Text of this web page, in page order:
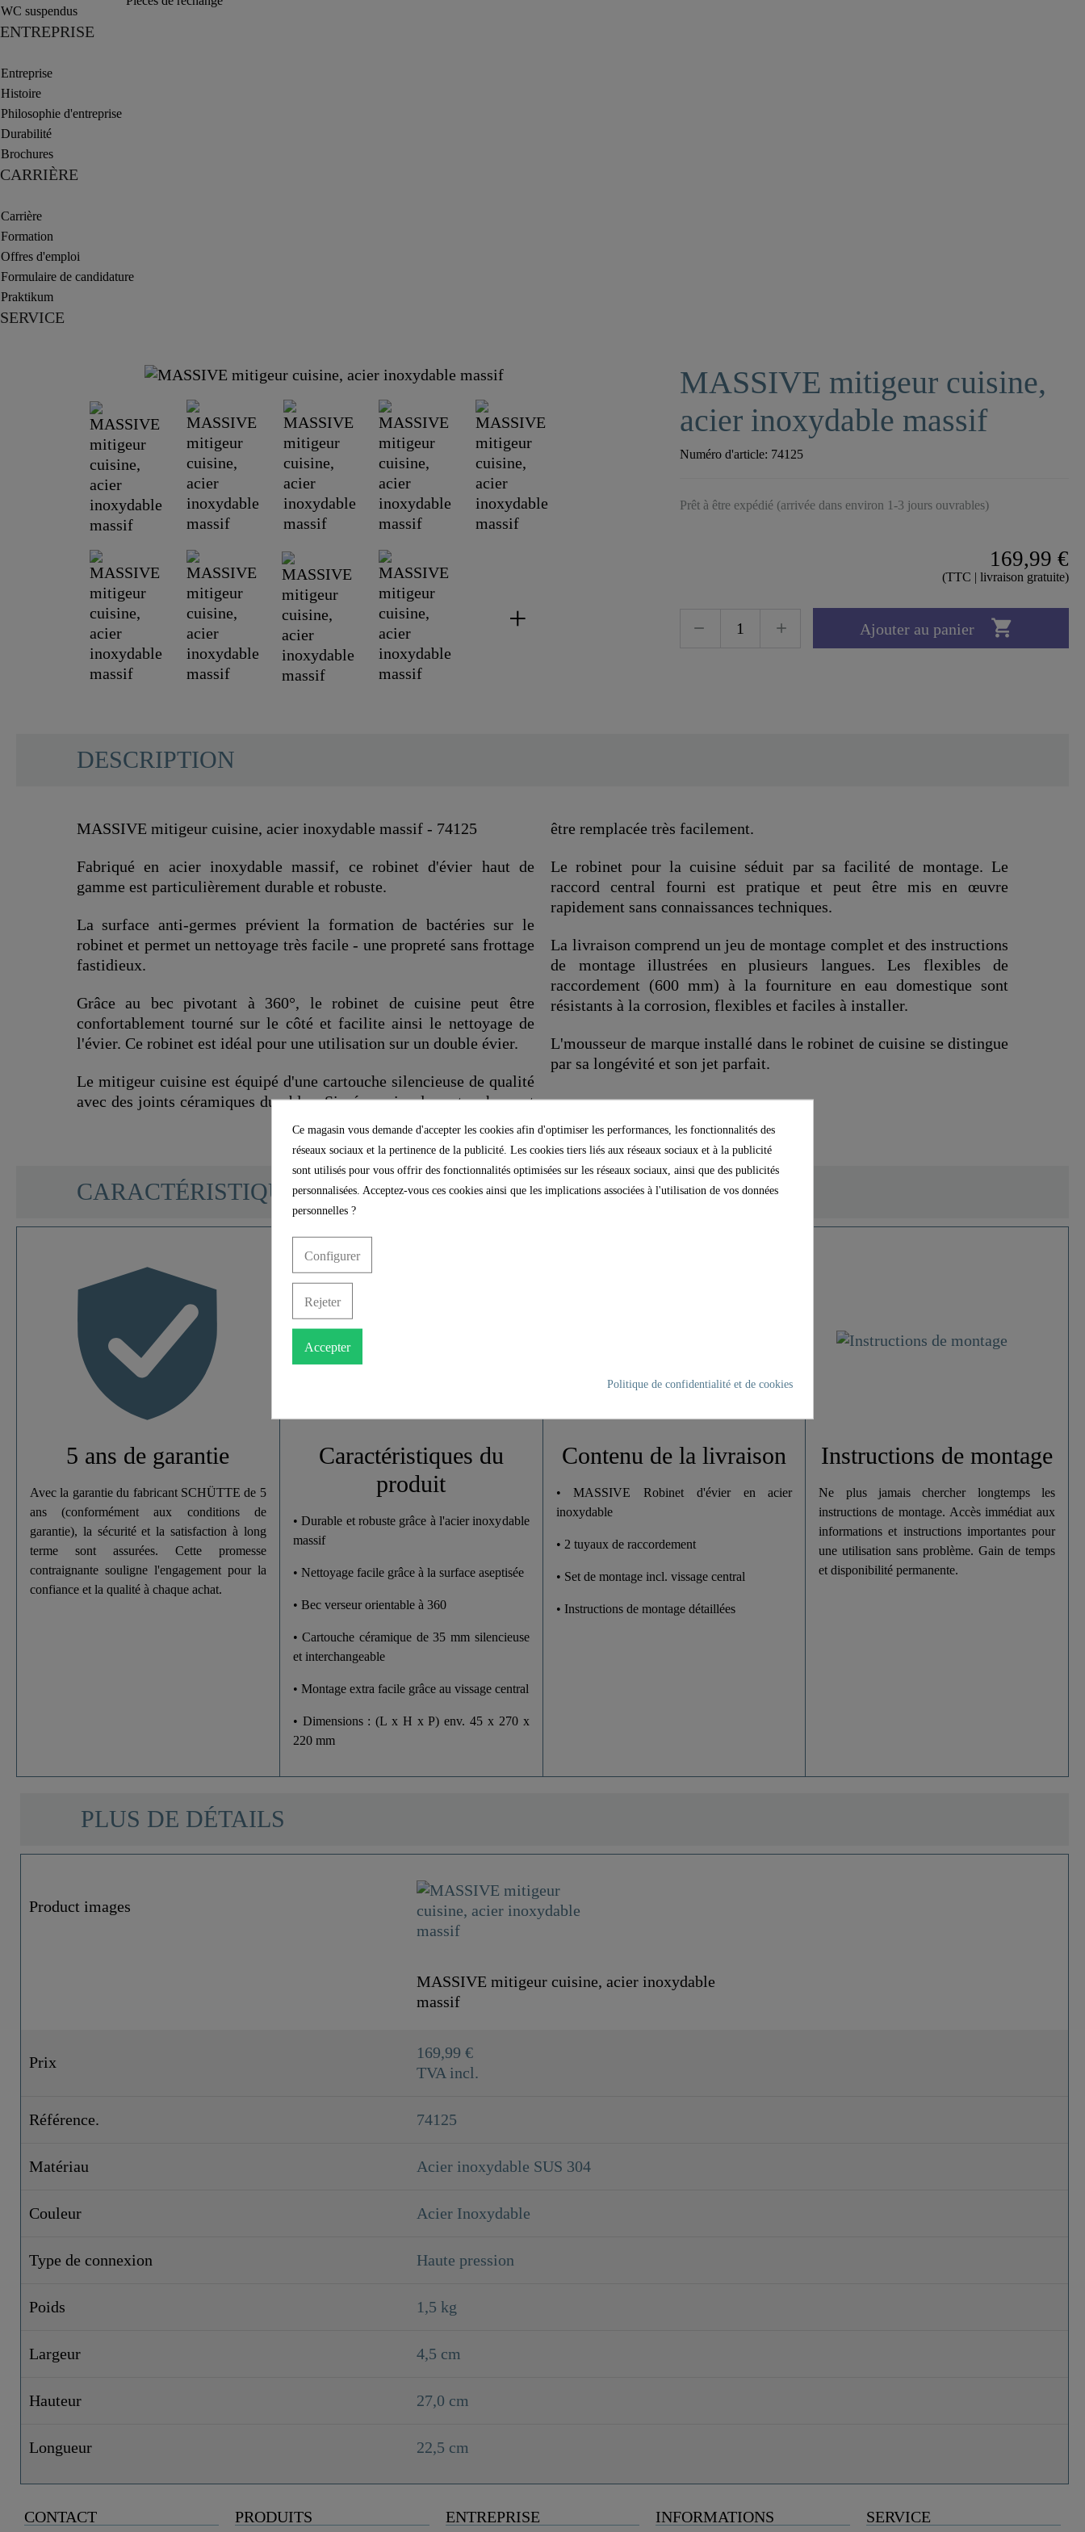
WC suspendus
ENTREPRISE
Entreprise
Histoire
Philosophie d'entreprise
Durabilité
Brochures
CARRIÈRE
Carrière
Formation
Offres d'emploi
Formulaire de candidature
Praktikum
SERVICE
MASSIVE mitigeur cuisine,
acier inoxydable massif
Numéro d'article: 74125
Prêt à être expédié (arrivée dans environ 1-3 jours ouvrables)
169,99 €
(TTC | livraison gratuite)
Ajouter au panier 
DESCRIPTION
MASSIVE mitigeur cuisine, acier inoxydable massif - 74125
Fabriqué en acier inoxydable massif, ce robinet d'évier haut de
gamme est particulièrement durable et robuste.
La surface anti-germes prévient la formation de bactéries sur le
robinet et permet un nettoyage très facile - une propreté sans frottage
fastidieux.
Grâce au bec pivotant à 360°, le robinet de cuisine peut être
confortablement tourné sur le côté et facilite ainsi le nettoyage de
l'évier. Ce robinet est idéal pour une utilisation sur un double évier.
Le mitigeur cuisine est équipé d'une cartouche silencieuse de qualité
avec des joints céramiques durables. Si nécessaire, la cartouche peut
être remplacée très facilement.
Le robinet pour la cuisine séduit par sa facilité de montage. Le
raccord central fourni est pratique et peut être mis en œuvre
rapidement sans connaissances techniques.
La livraison comprend un jeu de montage complet et des instructions
de montage illustrées en plusieurs langues. Les flexibles de
raccordement (600 mm) à la fourniture en eau domestique sont
résistants à la corrosion, flexibles et faciles à installer.
L'mousseur de marque installé dans le robinet de cuisine se distingue
par sa longévité et son jet parfait.
Type De Connexion
Largeur 4,5 Cm
Hauteur 27,0 Cm
Longueur
CARACTÉRISTIQUES
5 ans de garantie
Avec la garantie du fabricant SCHÜTTE de 5
ans (conformément aux conditions de
garantie), la sécurité et la satisfaction à long
terme sont assurées. Cette promesse
contraignante souligne l'engagement pour la
confiance et la qualité à chaque achat.
Caractéristiques du
produit
• Durable et robuste grâce à l'acier inoxydable
massif
• Nettoyage facile grâce à la surface aseptisée
• Bec verseur orientable à 360
• Cartouche céramique de 35 mm silencieuse
et interchangeable
• Montage extra facile grâce au vissage central
• Dimensions : (L x H x P) env. 45 x 270 x
220 mm
Contenu de la livraison
• MASSIVE Robinet d'évier en acier
inoxydable
• 2 tuyaux de raccordement
• Set de montage incl. vissage central
• Instructions de montage détaillées
Instructions de montage
Ne plus jamais chercher longtemps les
instructions de montage. Accès immédiat aux
informations et instructions importantes pour
une utilisation sans problème. Gain de temps
et disponibilité permanente.
PLUS DE DÉTAILS
Product images
MASSIVE mitigeur cuisine, acier inoxydable
massif
Prix
169,99 €
TVA incl.
Référence. 74125
Matériau Acier inoxydable SUS 304
Couleur Acier Inoxydable
Type de connexion Haute pression
Poids 1,5 kg
Largeur 4,5 cm
Hauteur 27,0 cm
Longueur 22,5 cm
CONTACT PRODUITS ENTREPRISE INFORMATIONS SERVICE
Ce magasin vous demande d'accepter les cookies afin d'optimiser les performances, les fonctionnalités des
réseaux sociaux et la pertinence de la publicité. Les cookies tiers liés aux réseaux sociaux et à la publicité
sont utilisés pour vous offrir des fonctionnalités optimisées sur les réseaux sociaux, ainsi que des publicités
personnalisées. Acceptez-vous ces cookies ainsi que les implications associées à l'utilisation de vos données
personnelles ?
Configurer
Rejeter
Accepter
Politique de confidentialité et de cookies